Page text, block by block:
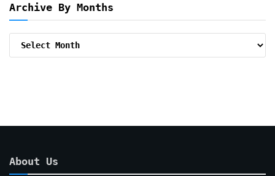
Archive By Months
About Us